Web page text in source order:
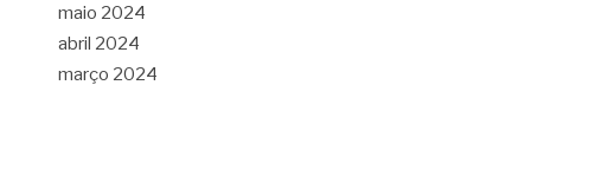
maio 2024
abril 2024
março 2024